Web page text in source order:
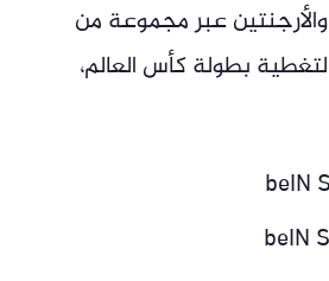
والأرجنتين عبر مجموعة من
بطولة كأس العالم،
beIN
beIN